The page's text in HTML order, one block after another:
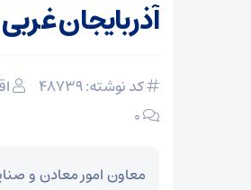
آذربایجان غربی
کد نوشته: 48739
۰
معاون امور معادن و